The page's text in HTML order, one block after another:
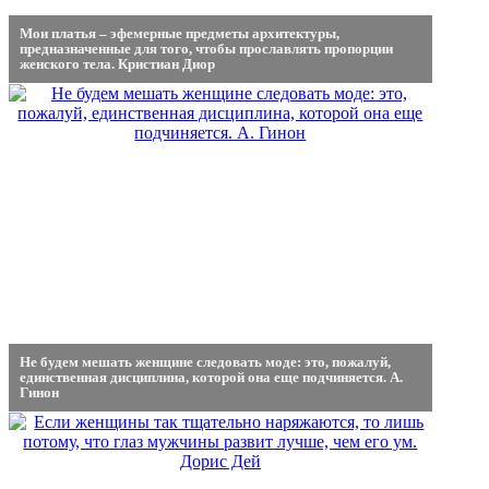
Мои платья – эфемерные предметы архитектуры,
предназначенные для того, чтобы прославлять пропорции
женского тела. Кристиан Диор
Не будем мешать женщине следовать моде: это, пожалуй,
единственная дисциплина, которой она еще подчиняется. А.
Гинон